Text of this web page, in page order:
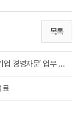
목록
퀀텀퍼스펙티브-중소기업금융협회, ‘중소기업 경영자문’ 업무 협약 체결
료